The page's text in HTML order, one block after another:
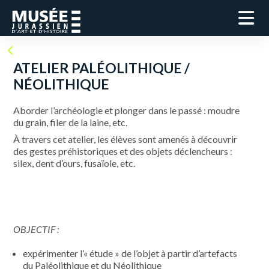
ATELIER PALÉOLITHIQUE /
NÉOLITHIQUE
Aborder l’archéologie et plonger dans le passé : moudre
du grain, filer de la laine, etc.
À travers cet atelier, les élèves sont amenés à découvrir
des gestes préhistoriques et des objets déclencheurs :
silex, dent d’ours, fusaïole, etc.
OBJECTIF :
expérimenter l’« étude » de l’objet à partir d’artefacts
du Paléolithique et du Néolithique